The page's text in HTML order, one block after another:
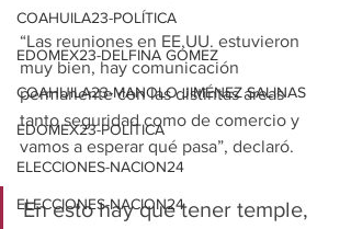
COAHUILA23-POLÍTICA
EDOMEX23-DELFINA GÓMEZ
COAHUILA23-MANOLO JIMÉNEZ SALINAS
EDOMEX23-POLÍTICA
ELECCIONES-NACION24
ELECCIONES-NACION24
“Las reuniones en EE.UU. estuvieron
muy bien, hay comunicación
permanente con las distintas áreas
tanto seguridad como de comercio y
vamos a esperar qué pasa”, declaró.
En esto hay que tener temple,